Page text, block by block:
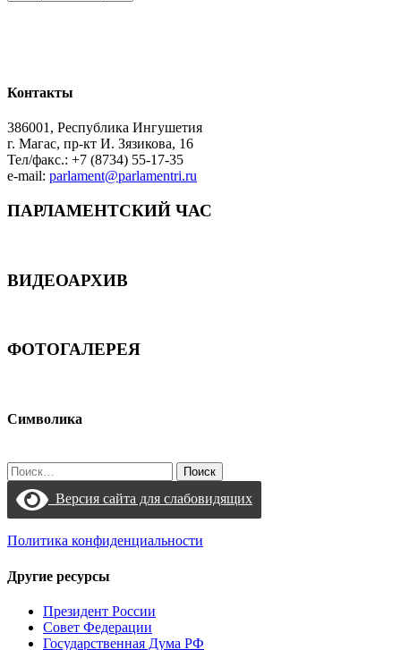
Контакты
386001, Республика Ингушетия
г. Магас, пр-кт И. Зязикова, 16
Тел/факс.: +7 (8734) 55-17-35
e-mail: parlament@parlamentri.ru
ПАРЛАМЕНТСКИЙ ЧАС
ВИДЕОАРХИВ
ФОТОГАЛЕРЕЯ
Символика
Найти:
Версия сайта для слабовидящих
Политика конфиденциальности
Другие ресурсы
Президент России
Совет Федерации
Государственная Дума РФ